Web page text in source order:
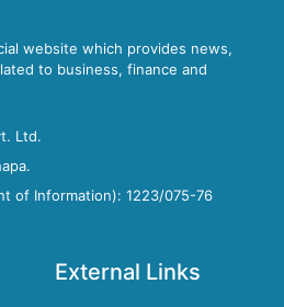
website which provides news,
to business, finance and
Ltd.
of Information): 1223/075-76
External Links